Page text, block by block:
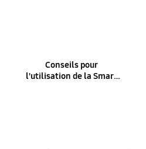
Conseils pour
l'utilisation de la Smart